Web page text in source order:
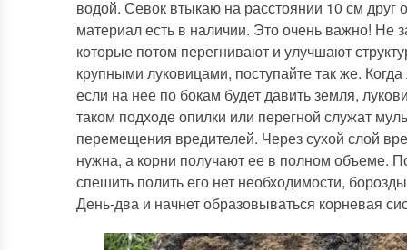
водой. Севок втыкаю на расстоянии 10 см
материал есть в наличии. Это очень важно!
которые потом перегнивают и улучшают
крупными луковицами, поступайте так же.
если на нее по бокам будет давить земля,
таком подходе опилки или перегной служат
перемещения вредителей. Через сухой слой
нужна, а корни получают ее в полном объеме.
спешить полить его нет необходимости,
День-два и начнет образовываться корневая